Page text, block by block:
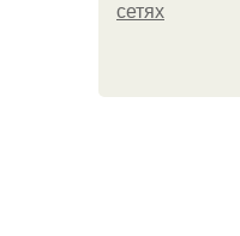
сетях